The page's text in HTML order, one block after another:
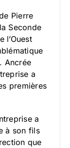
Pierre
Seconde
l’Ouest
Ancrée
a
premières
a
à son fils
que